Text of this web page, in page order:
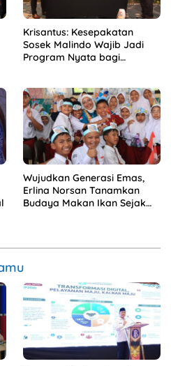
Krisantus: Kesepakatan
Sosek Malindo Wajib Jadi
Program Nyata bagi
Wujudkan Generasi Emas,
Erlina Norsan Tanamkan
Budaya Makan Ikan Sejak